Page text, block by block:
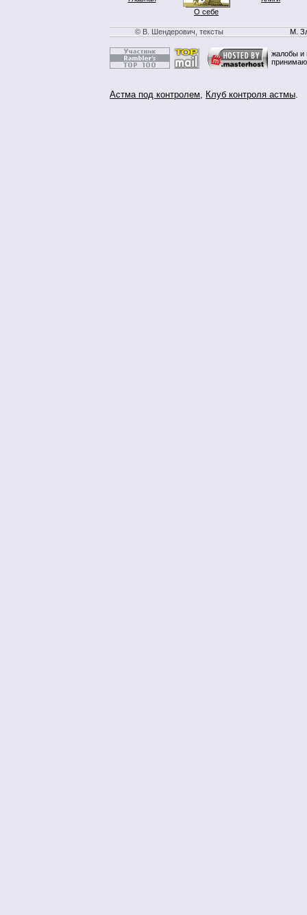
О себе
© В. Шендерович, тексты М.
жалобы и
Астма под контролем, Клуб контроля астмы.